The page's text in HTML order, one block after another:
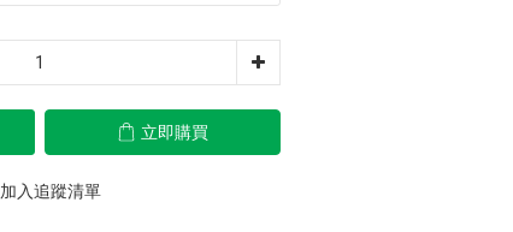
立即購買
加入追蹤清單